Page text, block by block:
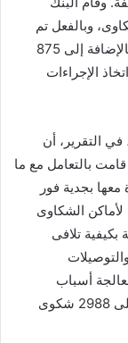
وبالفعل تم
حسم وإزالة أسباب 1587 شكوى وطلبا وبلاغا، بالإضافة إلى 875
الإجراءات
التقرير، أن
قامت بالتعامل مع ما
معها بجدية فور
الشكاوى
بكيفية تلافى
أسباب
والاستجابة لشكاوى وطلبات المواطنين والرد على 2988 شكوى